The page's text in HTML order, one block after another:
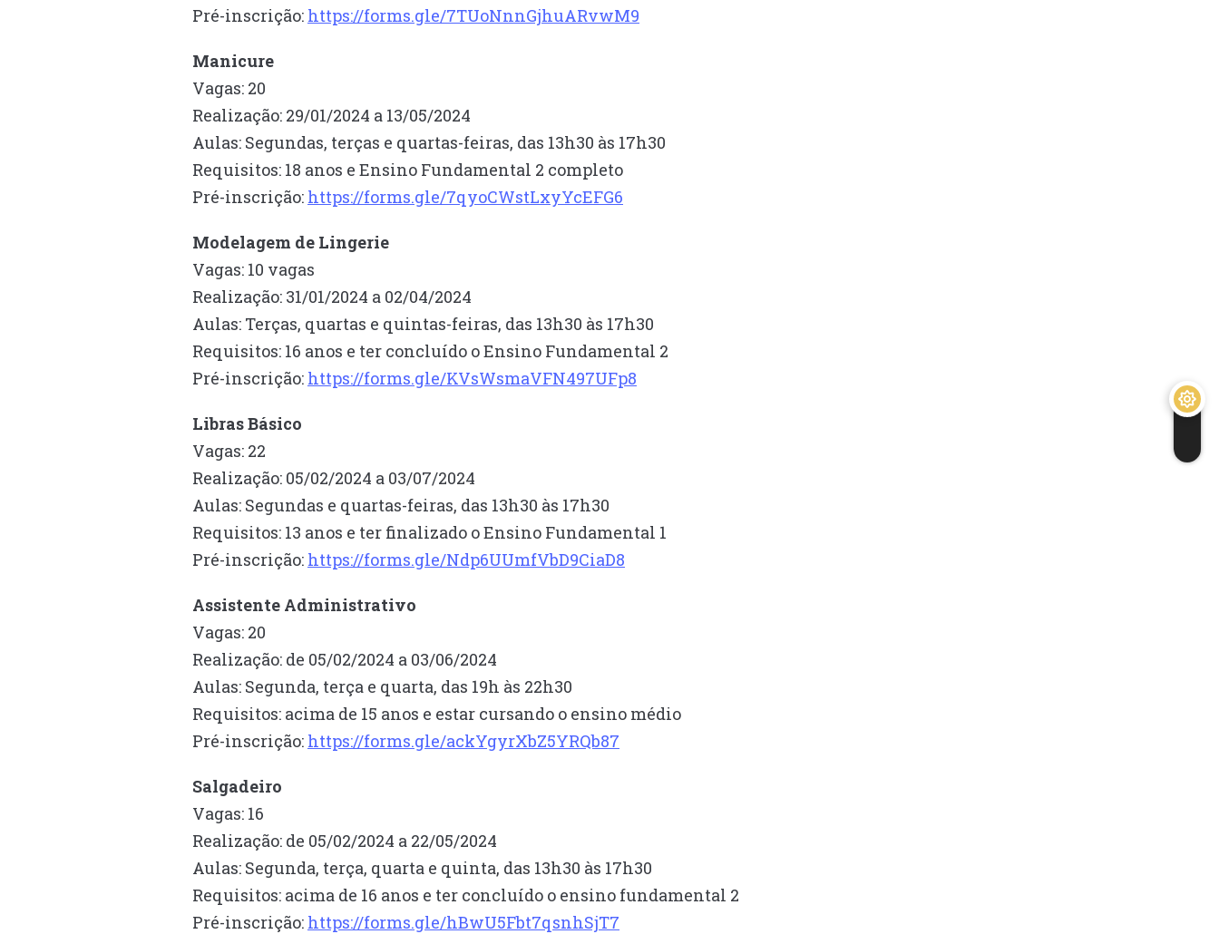
Pré-inscrição: https://forms.gle/7TUoNnnGjhuARvwM9
Manicure
Vagas: 20
Realização: 29/01/2024 a 13/05/2024
Aulas: Segundas, terças e quartas-feiras, das 13h30 às 17h30
Requisitos: 18 anos e Ensino Fundamental 2 completo
Pré-inscrição: https://forms.gle/7qyoCWstLxyYcEFG6
Modelagem de Lingerie
Vagas: 10 vagas
Realização: 31/01/2024 a 02/04/2024
Aulas: Terças, quartas e quintas-feiras, das 13h30 às 17h30
Requisitos: 16 anos e ter concluído o Ensino Fundamental 2
Pré-inscrição: https://forms.gle/KVsWsmaVFN497UFp8
Libras Básico
Vagas: 22
Realização: 05/02/2024 a 03/07/2024
Aulas: Segundas e quartas-feiras, das 13h30 às 17h30
Requisitos: 13 anos e ter finalizado o Ensino Fundamental 1
Pré-inscrição: https://forms.gle/Ndp6UUmfVbD9CiaD8
Assistente Administrativo
Vagas: 20
Realização: de 05/02/2024 a 03/06/2024
Aulas: Segunda, terça e quarta, das 19h às 22h30
Requisitos: acima de 15 anos e estar cursando o ensino médio
Pré-inscrição: https://forms.gle/ackYgyrXbZ5YRQb87
Salgadeiro
Vagas: 16
Realização: de 05/02/2024 a 22/05/2024
Aulas: Segunda, terça, quarta e quinta, das 13h30 às 17h30
Requisitos: acima de 16 anos e ter concluído o ensino fundamental 2
Pré-inscrição: https://forms.gle/hBwU5Fbt7qsnhSjT7